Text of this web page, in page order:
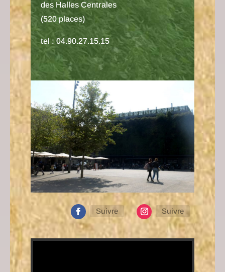
des Halles Centrales
(520 places)
tel : 04.90.27.15.15
Suivre Suivre